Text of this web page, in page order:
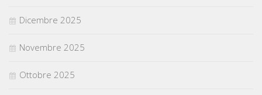
Dicembre 2025
Novembre 2025
Ottobre 2025